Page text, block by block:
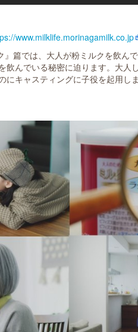
www.milklife.morinagamilk.co.jp
篇では、大人が粉ミルクを飲ん
飲んでいる秘密に迫ります。大人
にキャスティングに子役を起用し